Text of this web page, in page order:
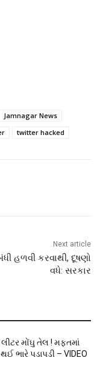
Jamnagar News
twitter hacked
Next article
હળવી કરવાથી, દૂષણો
વધે: સરકાર
લીટર મોંઘુ તેલ ! મફતમાં
ભારે પડાપડી – VIDEO